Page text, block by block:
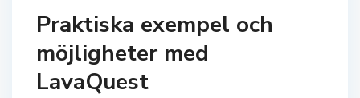
Praktiska exempel och
möjligheter med
LavaQuest